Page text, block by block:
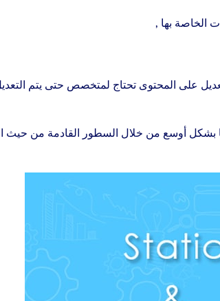
الخاصة بها ,
على المحتوى تحتاج لمتخصص حتى يتم
أوسع من خلال السطور القادمة من حيث